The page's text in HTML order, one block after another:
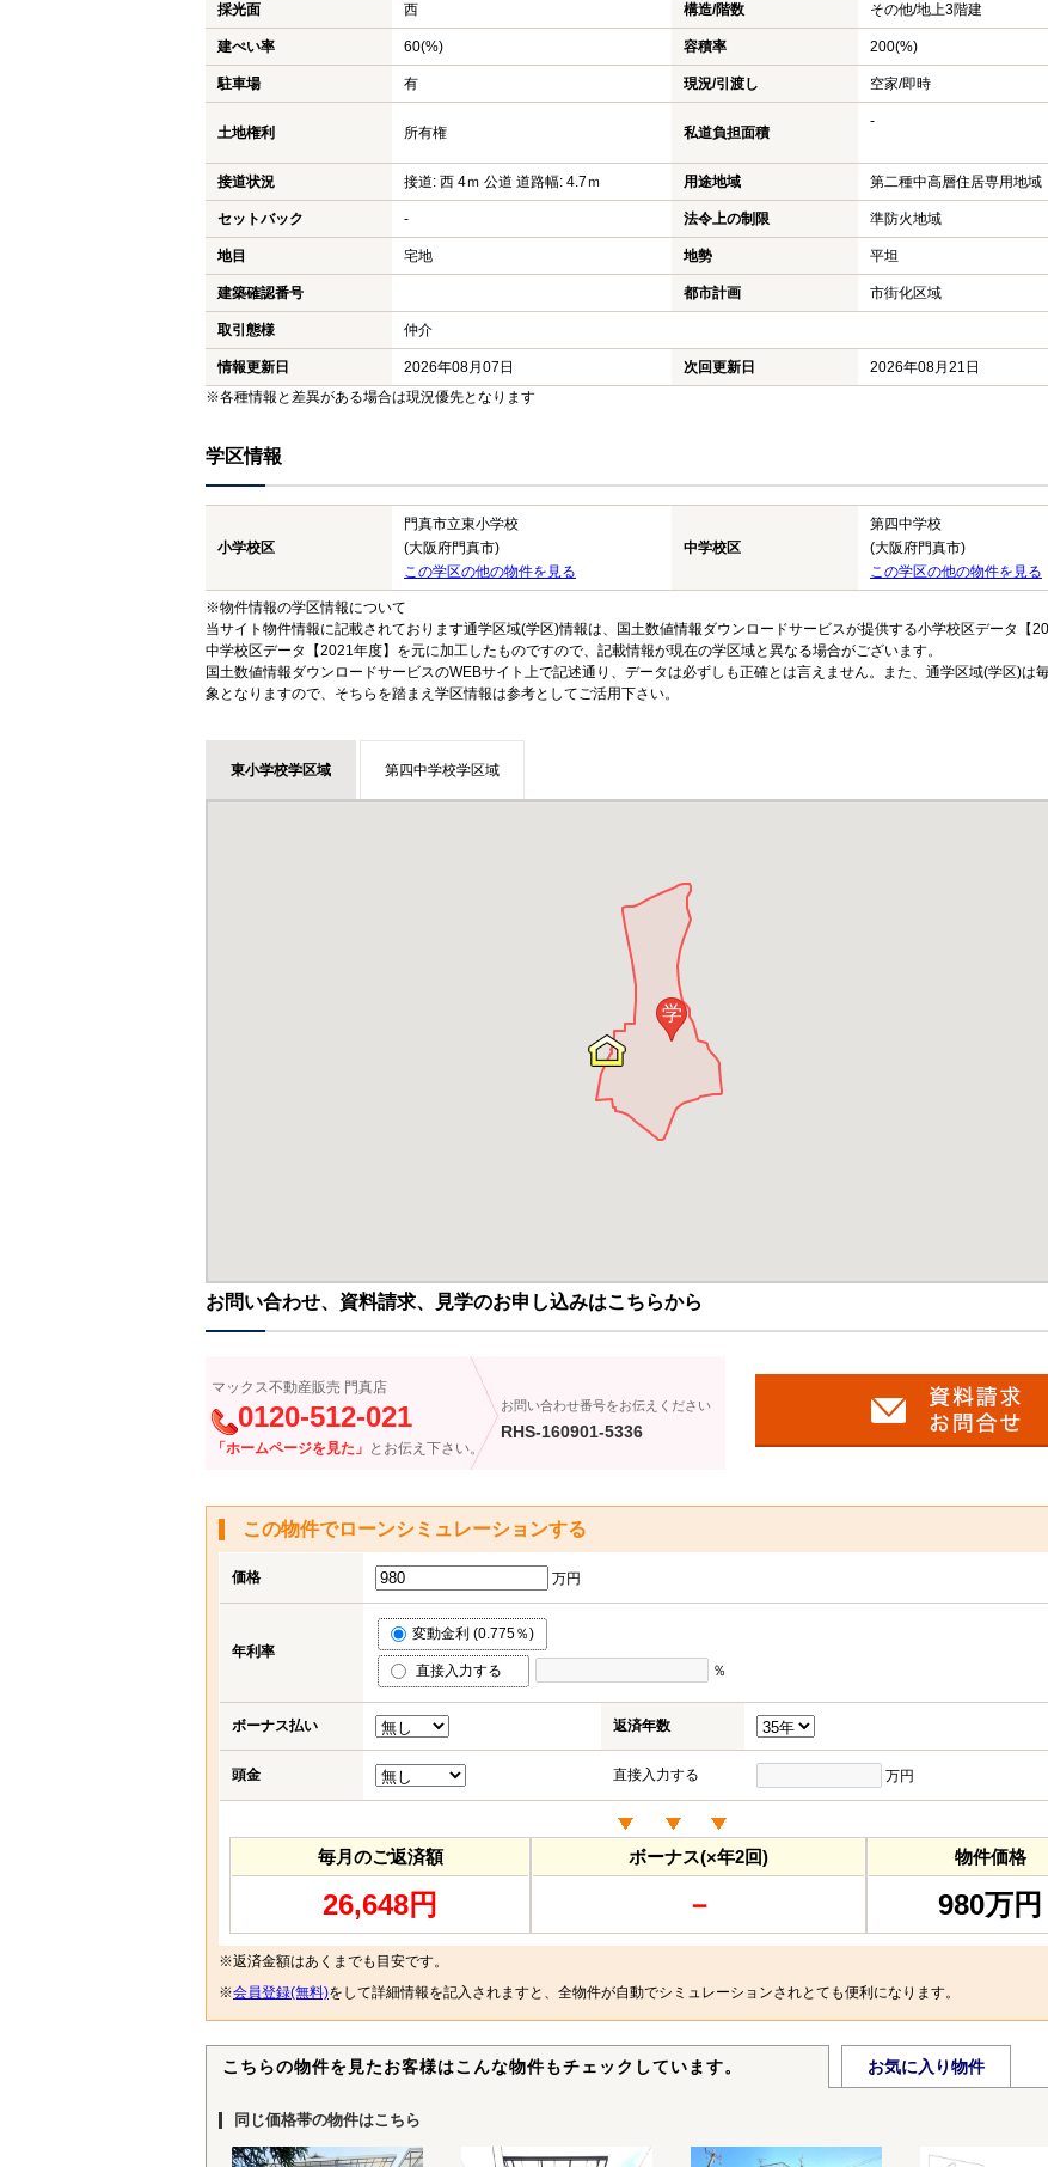
採光面 西 構造/階数 その他/地上3階建
建ぺい率 60(%) 容積率 200(%)
駐車場 有 現況/引渡し 空家/即時
土地権利 所有権 私道負担面積
-
接道状況 接道: 西 4ｍ 公道 道路幅: 4.7ｍ 用途地域 第二種中高層住居専用地域
セットバック - 法令上の制限 準防火地域
地目 宅地 地勢 平坦
建築確認番号 都市計画 市街化区域
取引態様 仲介
情報更新日 2026年08月07日 次回更新日
2026年08月21日
※各種情報と差異がある場合は現況優先となります
学区情報
小学校区
門真市立東小学校
(大阪府門真市)
この学区の他の物件を見る
中学校区
第四中学校
(大阪府門真市)
この学区の他の物件を見る
※物件情報の学区情報について
当サイト物件情報に記載されております通学区域(学区)情報は、国土数値情報ダウンロードサービスが提供する小学校区データ【
中学校区データ【2021年度】を元に加工したものですので、記載情報が現在の学区域と異なる場合がございます。
国土数値情報ダウンロードサービスのWEBサイト上で記述通り、データは必ずしも正確とは言えません。また、通学区域(学区)は
象となりますので、そちらを踏まえ学区情報は参考としてご活用下さい。
東小学校学区域 第四中学校学区域
学
お問い合わせ、資料請求、見学のお申し込みはこちらから
マックス不動産販売 門真店
0120-512-021
「ホームページを見た」 とお伝え下さい。
お問い合わせ番号をお伝えください
RHS-160901-5336
この物件でローンシミュレーションする
価格 万円
年利率
変動金利 (0.775％)
直接入力する ％
ボーナス払い 返済年数
頭金 直接入力する 万円
毎月のご返済額
26,648円
ボーナス(×年2回)
－
物件価格
980万円
※返済金額はあくまでも目安です。
※会員登録(無料)をして詳細情報を記入されますと、全物件が自動でシミュレーションされとても便利になります。
こちらの物件を見たお客様はこんな物件もチェックしています。 お気に入り物件
同じ価格帯の物件はこちら